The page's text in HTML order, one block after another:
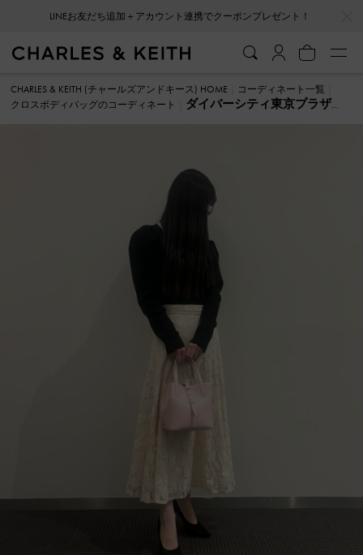
LINEお友だち追加＋アカウント連携でクーポンプレゼント！
CHARLES & KEITH (チャールズアンドキース) HOME
コーディネート一覧
クロスボディバッグのコーディネート
ダイバーシティ東京プラザ